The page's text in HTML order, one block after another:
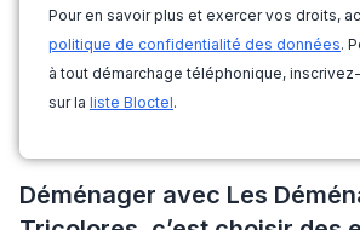
Pour en savoir plus et exercer vos droits,
politique de confidentialité des données.
à tout démarchage téléphonique,
sur la liste Bloctel.
Déménager avec Les